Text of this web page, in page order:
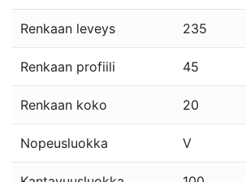
Renkaan leveys 235
Renkaan profiili 45
Renkaan koko 20
Nopeusluokka V